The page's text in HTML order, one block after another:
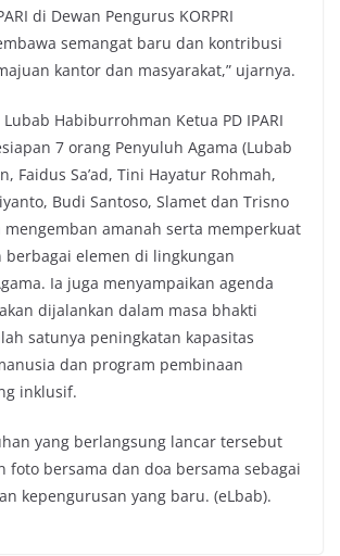
di Dewan Pengurus KORPRI
semangat baru dan kontribusi
kantor dan masyarakat,” ujarnya.
Habiburrohman Ketua PD IPARI
7 orang Penyuluh Agama (Lubab
Faidus Sa’ad, Tini Hayatur Rohmah,
Budi Santoso, Slamet dan Trisno
mengemban amanah serta memperkuat
berbagai elemen di lingkungan
Ia juga menyampaikan agenda
dijalankan dalam masa bhakti
satunya peningkatan kapasitas
dan program pembinaan
inklusif.
yang berlangsung lancar tersebut
foto bersama dan doa bersama sebagai
kepengurusan yang baru. (eLbab).